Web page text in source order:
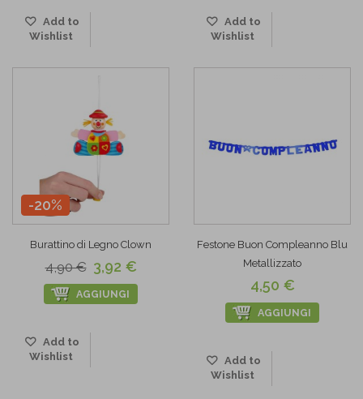
Add to
Wishlist
Add to
Wishlist
-20%
Burattino di Legno Clown
4,90 € 3,92 €
AGGIUNGI
Add to
Wishlist
Festone Buon Compleanno Blu
Metallizzato
4,50 €
AGGIUNGI
Add to
Wishlist